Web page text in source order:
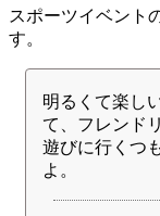
スポーツイベント
す。
明るくて楽し
て、フレンド
遊びに行くつ
よ。